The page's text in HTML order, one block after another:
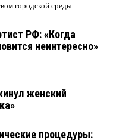
городской среды.
РФ: «Когда
неинтересно»
женский
процедуры: